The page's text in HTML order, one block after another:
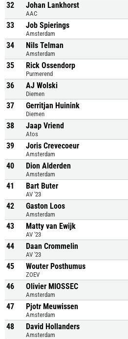
32 Johan Lankhorst
AAC
33 Job Spierings
Amsterdam
34 Nils Telman
Amsterdam
35 Rick Ossendorp
Purmerend
36 AJ Wolski
Diemen
37 Gerritjan Huinink
Diemen
38 Jaap Vriend
Atos
39 Joris Crevecoeur
Amsterdam
40 Dion Alderden
Amsterdam
41 Bart Buter
AV '23
42 Gaston Loos
Amsterdam
43 Matty van Ewijk
AV '23
44 Daan Crommelin
AV '23
45 Wouter Posthumus
ZOEV
46 Olivier MIOSSEC
Amsterdam
47 Pjotr Meuwissen
Amsterdam
48 David Hollanders
Amsterdam